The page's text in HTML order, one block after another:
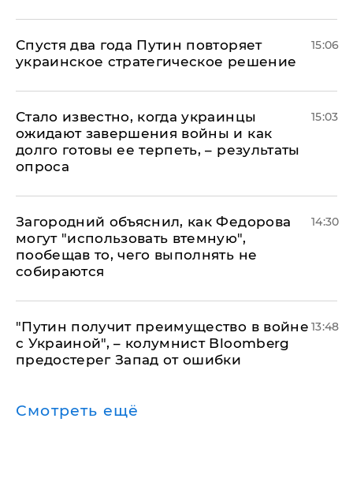
Спустя два года Путин повторяет
украинское стратегическое решение
15:06
Стало известно, когда украинцы
ожидают завершения войны и как
долго готовы ее терпеть, – результаты
опроса
15:03
Загородний объяснил, как Федорова
могут "использовать втемную",
пообещав то, чего выполнять не
собираются
14:30
"Путин получит преимущество в войне
с Украиной", – колумнист Bloomberg
предостерег Запад от ошибки
13:48
Смотреть ещё